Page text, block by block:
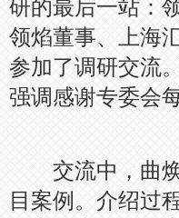
研的最后一站：
领焰董事、上海
参加了调研交流
强调感谢专委会
交流中，曲焕
目案例。介绍过